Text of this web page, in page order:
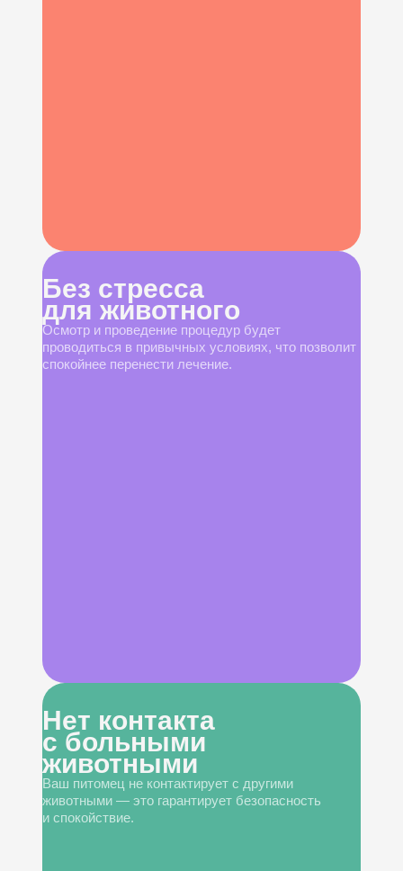
Без стресса
для животного
Осмотр и проведение процедур будет
проводиться в привычных условиях, что позволит
спокойнее перенести лечение.
Нет контакта
с больными
животными
Ваш питомец не контактирует с другими
животными — это гарантирует безопасность
и спокойствие.